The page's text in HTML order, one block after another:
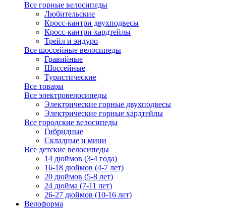
Все горные велосипеды
Любительские
Кросс-кантри двухподвесы
Кросс-кантри хардтейлы
Трейл и эндуро
Все шоссейные велосипеды
Гравийные
Шоссейные
Туристические
Все товары
Все электровелосипеды
Электрические горные двухподвесы
Электрические горные хардтейлы
Все городские велосипеды
Гибридные
Складные и мини
Все детские велосипеды
14 дюймов (3-4 года)
16-18 дюймов (4-7 лет)
20 дюймов (5-8 лет)
24 дюйма (7-11 лет)
26-27 дюймов (10-16 лет)
Велоформа